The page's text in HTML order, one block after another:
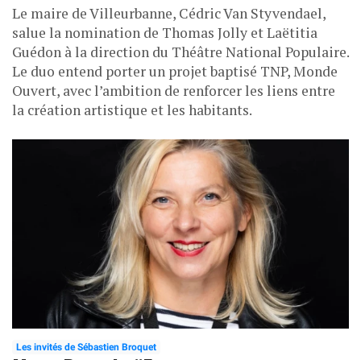
Le maire de Villeurbanne, Cédric Van Styvendael,
salue la nomination de Thomas Jolly et Laëtitia
Guédon à la direction du Théâtre National Populaire.
Le duo entend porter un projet baptisé TNP, Monde
Ouvert, avec l’ambition de renforcer les liens entre
la création artistique et les habitants.
Les invités de Sébastien Broquet